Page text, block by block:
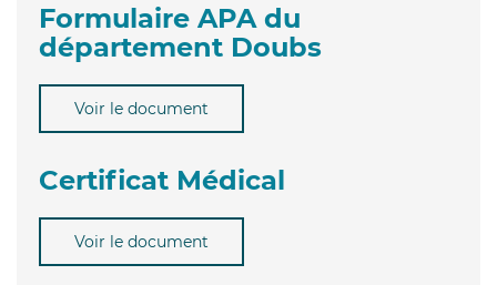
Formulaire APA du
département Doubs
Voir le document
Certificat Médical
Voir le document